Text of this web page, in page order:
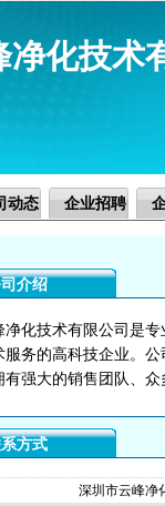
净化技术
动态 企业招聘
介绍
净化技术有限公司是
服务的高科技企业。
有强大的销售团队、
方式
深圳市云峰净